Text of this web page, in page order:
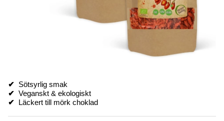
✔ Sötsyrlig smak
✔ Veganskt & ekologiskt
✔
Läckert till mörk choklad